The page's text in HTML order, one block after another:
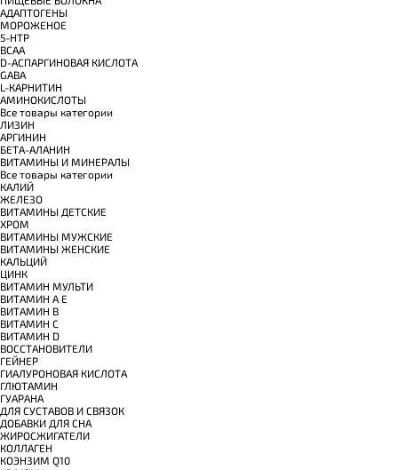
АДАПТОГЕНЫ
МОРОЖЕНОЕ
5-HTP
BCAA
D-АСПАРГИНОВАЯ КИСЛОТА
GABA
L-КАРНИТИН
АМИНОКИСЛОТЫ
Все товары категории
ЛИЗИН
АРГИНИН
БЕТА-АЛАНИН
ВИТАМИНЫ И МИНЕРАЛЫ
Все товары категории
КАЛИЙ
ЖЕЛЕЗО
ВИТАМИНЫ ДЕТСКИЕ
ХРОМ
ВИТАМИНЫ МУЖСКИЕ
ВИТАМИНЫ ЖЕНСКИЕ
КАЛЬЦИЙ
ЦИНК
ВИТАМИН МУЛЬТИ
ВИТАМИН A E
ВИТАМИН B
ВИТАМИН C
ВИТАМИН D
ВОССТАНОВИТЕЛИ
ГЕЙНЕР
ГИАЛУРОНОВАЯ КИСЛОТА
ГЛЮТАМИН
ГУАРАНА
ДЛЯ СУСТАВОВ И СВЯЗОК
ДОБАВКИ ДЛЯ СНА
ЖИРОСЖИГАТЕЛИ
КОЛЛАГЕН
КОЭНЗИМ Q10